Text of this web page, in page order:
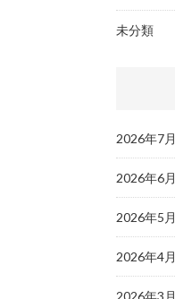
未分類
2026年7月
2026年6月
2026年5月
2026年4月